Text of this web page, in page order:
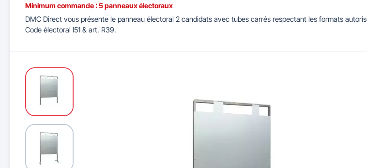
Cendriers urbains
Maitrise d'accès et parking
Séparateurs de voie Industrie & Travaux Publics
Illuminations de Noël
Mobilier de bureau
Tableaux d'école Mobilier pour crèches & maternelles
Minimum commande : 5 panneaux électoraux
DMC Direct vous présente le panneau électoral 2 candidats avec tubes carrés respectant les formats
Code électoral l51 & art. R39.